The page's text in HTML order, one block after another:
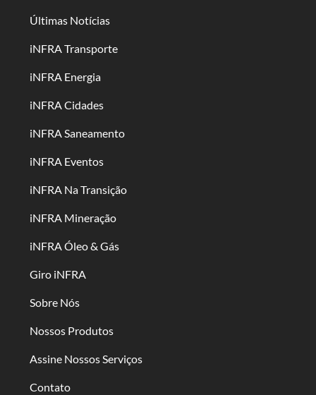
Últimas Notícias
iNFRA Transporte
iNFRA Energia
iNFRA Cidades
iNFRA Saneamento
iNFRA Eventos
iNFRA Na Transição
iNFRA Mineração
iNFRA Óleo & Gás
Giro iNFRA
Sobre Nós
Nossos Produtos
Assine Nossos Serviços
Contato